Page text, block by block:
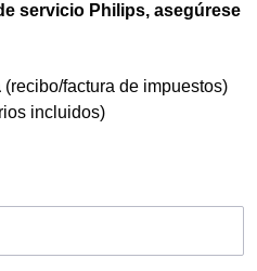
servicio Philips, asegúrese
(recibo/factura de impuestos)
incluidos)